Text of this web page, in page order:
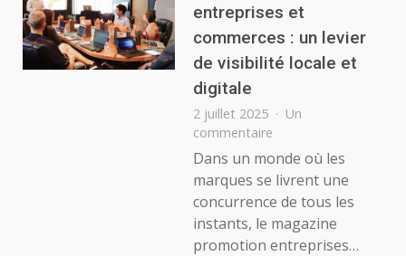
entreprises et
commerces : un levier
de visibilité locale et
digitale
2 juillet 2025
Un
commentaire
Magazine
promotion
entreprises
et
commerces
:
Dans un monde où les
marques se livrent une
concurrence de tous les
instants, le magazine
promotion entreprises…